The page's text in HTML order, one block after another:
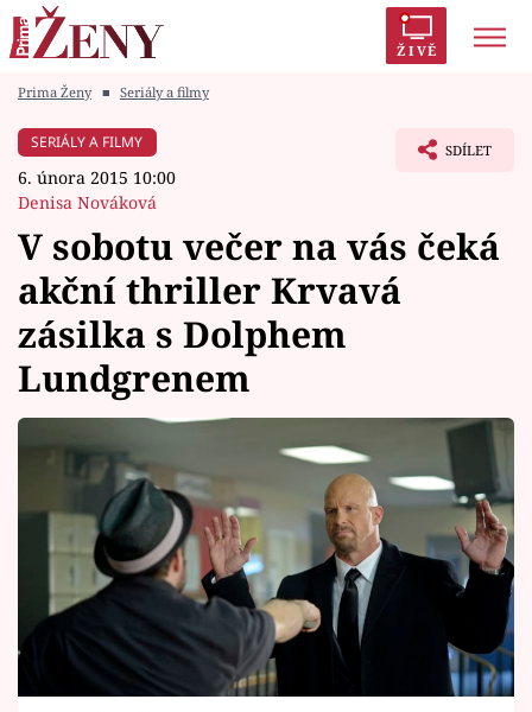
ŽIVĚ
Módní alarm
Témata
Celebrity
Vztahy
Seriály
Horoskopy
Sledujte prima+
Filmový festival Karlovy Vary
Prima Ženy ■ Seriály a filmy
SERIÁLY A FILMY
6. února 2015 10:00
Denisa Nováková
SDÍLET
V sobotu večer na vás čeká
akční thriller Krvavá
zásilka s Dolphem
Lundgrenem